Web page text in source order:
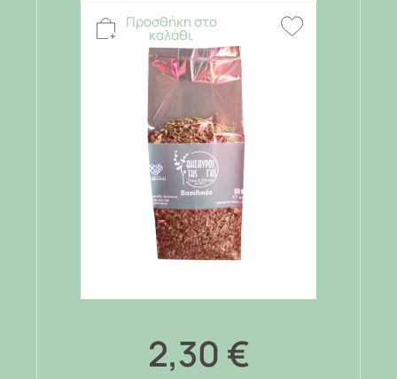
Προσθήκη στο
καλάθι
2,30 €